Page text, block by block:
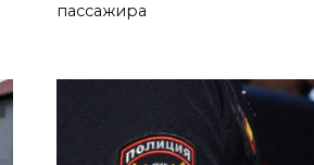
пассажира